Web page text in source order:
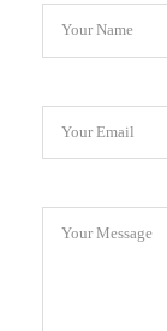
Your Name
Your Email
Your Message